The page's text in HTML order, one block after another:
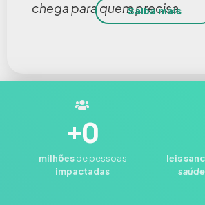
chega para quem precisa.
Saiba mais
+0
milhõesde pessoas
impactadas
leis